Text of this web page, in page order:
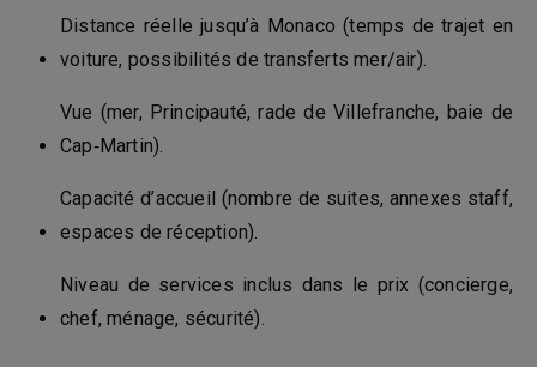
Distance réelle jusqu’à Monaco (temps de trajet en
voiture, possibilités de transferts mer/air).
Vue (mer, Principauté, rade de Villefranche, baie de
Cap‑Martin).
Capacité d’accueil (nombre de suites, annexes staff,
espaces de réception).
Niveau de services inclus dans le prix (concierge,
chef, ménage, sécurité).